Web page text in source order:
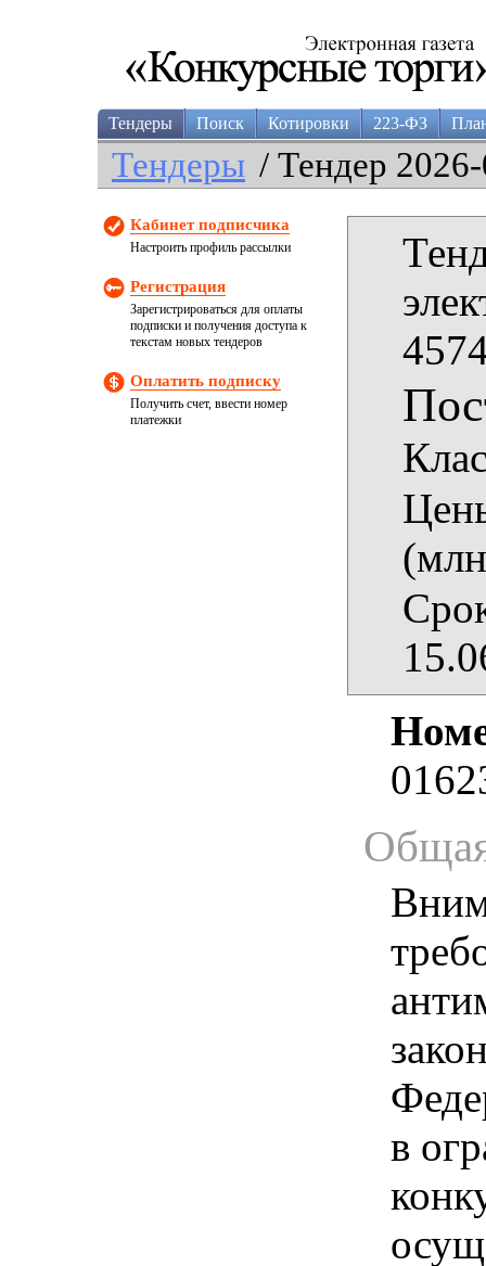
Тендеры Поиск Котировки 223-ФЗ
Тендеры / Тендер
Кабинет подписчика
Настроить профиль рассылки
Регистрация
Зарегистрироваться для оплаты
подписки и получения доступа к
текстам новых тендеров
Оплатить подписку
Получить счет, ввести номер
платежки
в